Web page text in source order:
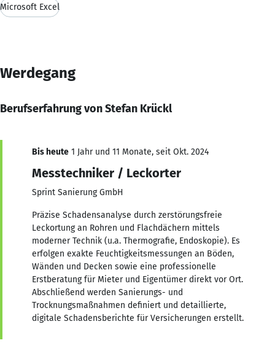
Microsoft Excel
Werdegang
Berufserfahrung von Stefan Krückl
Bis heute 1 Jahr und 11 Monate, seit Okt. 2024
Messtechniker / Leckorter
Sprint Sanierung GmbH
Präzise Schadensanalyse durch zerstörungsfreie
Leckortung an Rohren und Flachdächern mittels
moderner Technik (u.a. Thermografie, Endoskopie). Es
erfolgen exakte Feuchtigkeitsmessungen an Böden,
Wänden und Decken sowie eine professionelle
Erstberatung für Mieter und Eigentümer direkt vor Ort.
Abschließend werden Sanierungs- und
Trocknungsmaßnahmen definiert und detaillierte,
digitale Schadensberichte für Versicherungen erstellt.